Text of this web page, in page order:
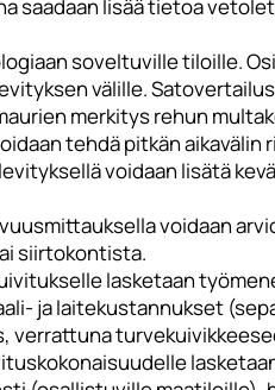
saadaan lisää tietoa
soveltuville tiloille.
välille.
merkitys rehun
tehdä pitkän aikavälin
voidaan lisätä
voidaan
siirtokontista.
lasketaan
ja laitekustannukset
verrattuna